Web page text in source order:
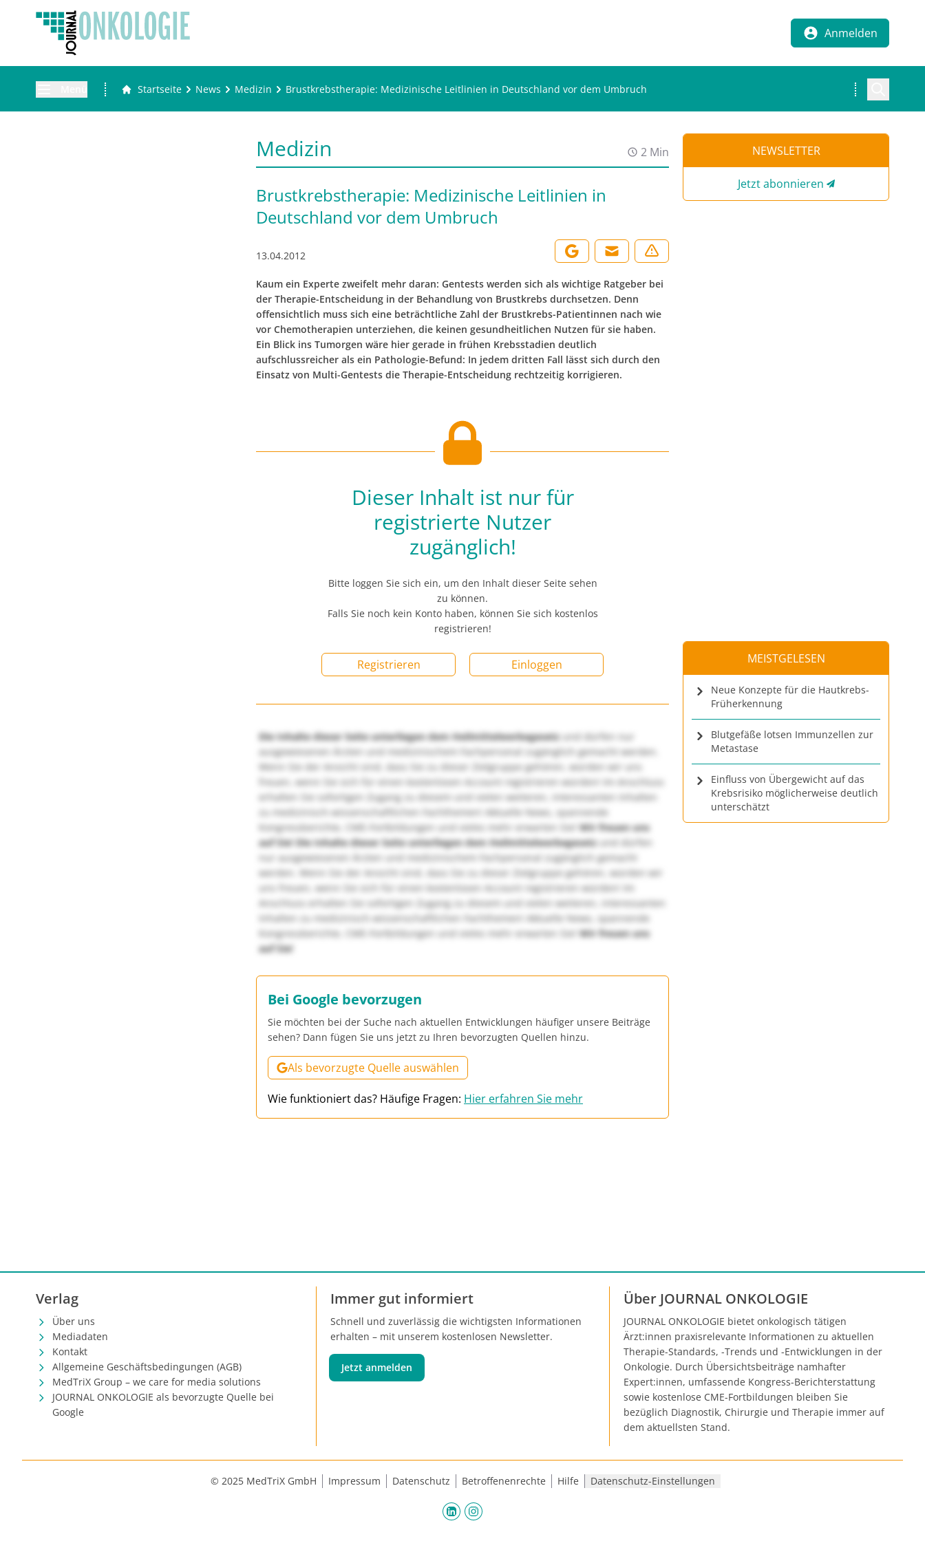
Anmelden
Startseite News Medizin Brustkrebstherapie: Medizinische Leitlinien in Deutschland vor dem Umbruch
Medizin 2 Min
Brustkrebstherapie: Medizinische Leitlinien in
Deutschland vor dem Umbruch
13.04.2012
Kaum ein Experte zweifelt mehr daran: Gentests werden sich als wichtige Ratgeber bei
der Therapie-Entscheidung in der Behandlung von Brustkrebs durchsetzen. Denn
offensichtlich muss sich eine beträchtliche Zahl der Brustkrebs-Patientinnen nach wie
vor Chemotherapien unterziehen, die keinen gesundheitlichen Nutzen für sie haben.
Ein Blick ins Tumorgen wäre hier gerade in frühen Krebsstadien deutlich
aufschlussreicher als ein Pathologie-Befund: In jedem dritten Fall lässt sich durch den
Einsatz von Multi-Gentests die Therapie-Entscheidung rechtzeitig korrigieren.
Dieser Inhalt ist nur für
registrierte Nutzer
zugänglich!
Bitte loggen Sie sich ein, um den Inhalt dieser Seite sehen
zu können.
Falls Sie noch kein Konto haben, können Sie sich kostenlos
registrieren!
Registrieren Einloggen
Die Inhalte dieser Seite unterliegen dem Heilmittelwerbegesetzund dürfen nur
ausgewiesenen Ärzten und medizinischem Fachpersonal zugänglich gemacht werden.
Wenn Sie der Ansicht sind, dass Sie zu dieser Zielgruppe gehören, würden wir uns
freuen, wenn Sie sich für einen kostenlosen Account registrieren würden! Im Anschluss
erhalten Sie sofortigen Zugang zu diesem und vielen weiteren, interessanten Inhalten
zu medizinisch-wissenschaftlichen Fachthemen! Aktuelle News, spannende
Kongressberichte, CME-Fortbildungen und vieles mehr erwarten Sie!Wir freuen uns
auf Sie! Die Inhalte dieser Seite unterliegen dem Heilmittelwerbegesetzund dürfen
nur ausgewiesenen Ärzten und medizinischem Fachpersonal zugänglich gemacht
werden. Wenn Sie der Ansicht sind, dass Sie zu dieser Zielgruppe gehören, würden wir
uns freuen, wenn Sie sich für einen kostenlosen Account registrieren würden! Im
Anschluss erhalten Sie sofortigen Zugang zu diesem und vielen weiteren, interessanten
Inhalten zu medizinisch-wissenschaftlichen Fachthemen! Aktuelle News, spannende
Kongressberichte, CME-Fortbildungen und vieles mehr erwarten Sie! Wir freuen uns
auf Sie!
Bei Google bevorzugen
Sie möchten bei der Suche nach aktuellen Entwicklungen häufiger unsere Beiträge
sehen? Dann fügen Sie uns jetzt zu Ihren bevorzugten Quellen hinzu.
Als bevorzugte Quelle auswählen
Wie funktioniert das? Häufige Fragen: Hier erfahren Sie mehr
NEWSLETTER
Jetzt abonnieren
MEISTGELESEN
Neue Konzepte für die Hautkrebs-
Früherkennung
Blutgefäße lotsen Immunzellen zur
Metastase
Einfluss von Übergewicht auf das
Krebsrisiko möglicherweise deutlich
unterschätzt
Verlag
Über uns
Mediadaten
Kontakt
Allgemeine Geschäftsbedingungen (AGB)
MedTriX Group – we care for media solutions
JOURNAL ONKOLOGIE als bevorzugte Quelle bei
Google
Immer gut informiert
Schnell und zuverlässig die wichtigsten Informationen
erhalten – mit unserem kostenlosen Newsletter.
Jetzt anmelden
Über JOURNAL ONKOLOGIE
JOURNAL ONKOLOGIE bietet onkologisch tätigen
Ärzt:innen praxisrelevante Informationen zu aktuellen
Therapie-Standards, -Trends und -Entwicklungen in der
Onkologie. Durch Übersichtsbeiträge namhafter
Expert:innen, umfassende Kongress-Berichterstattung
sowie kostenlose CME-Fortbildungen bleiben Sie
bezüglich Diagnostik, Chirurgie und Therapie immer auf
dem aktuellsten Stand.
© 2025 MedTriX GmbH Impressum Datenschutz Betroffenenrechte Hilfe Datenschutz-Einstellungen